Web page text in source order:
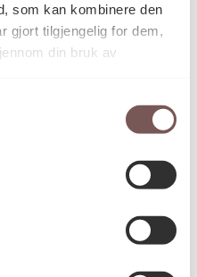
som kan kombinere den
gjort tilgjengelig for dem,
din bruk av